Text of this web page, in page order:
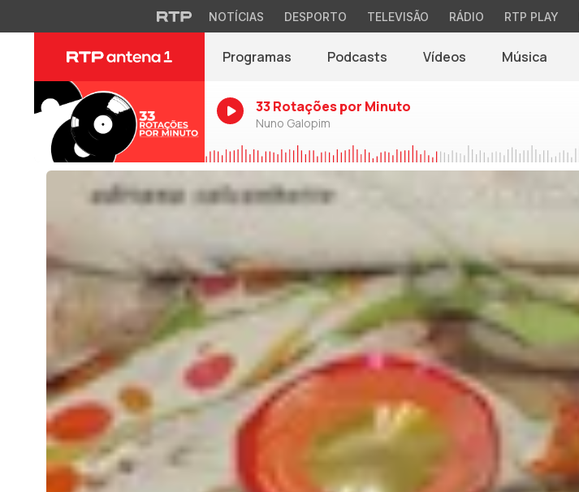
NOTÍCIAS DESPORTO TELEVISÃO RÁDIO RTP PLAY
Programas Podcasts Vídeos Música
33 Rotações por Minuto
Nuno Galopim